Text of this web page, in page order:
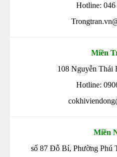
Hotline: 046
Miền
108 Nguyễn Thái
Hotline:
Miền
số 87 Đỗ Bí, Phường Phú